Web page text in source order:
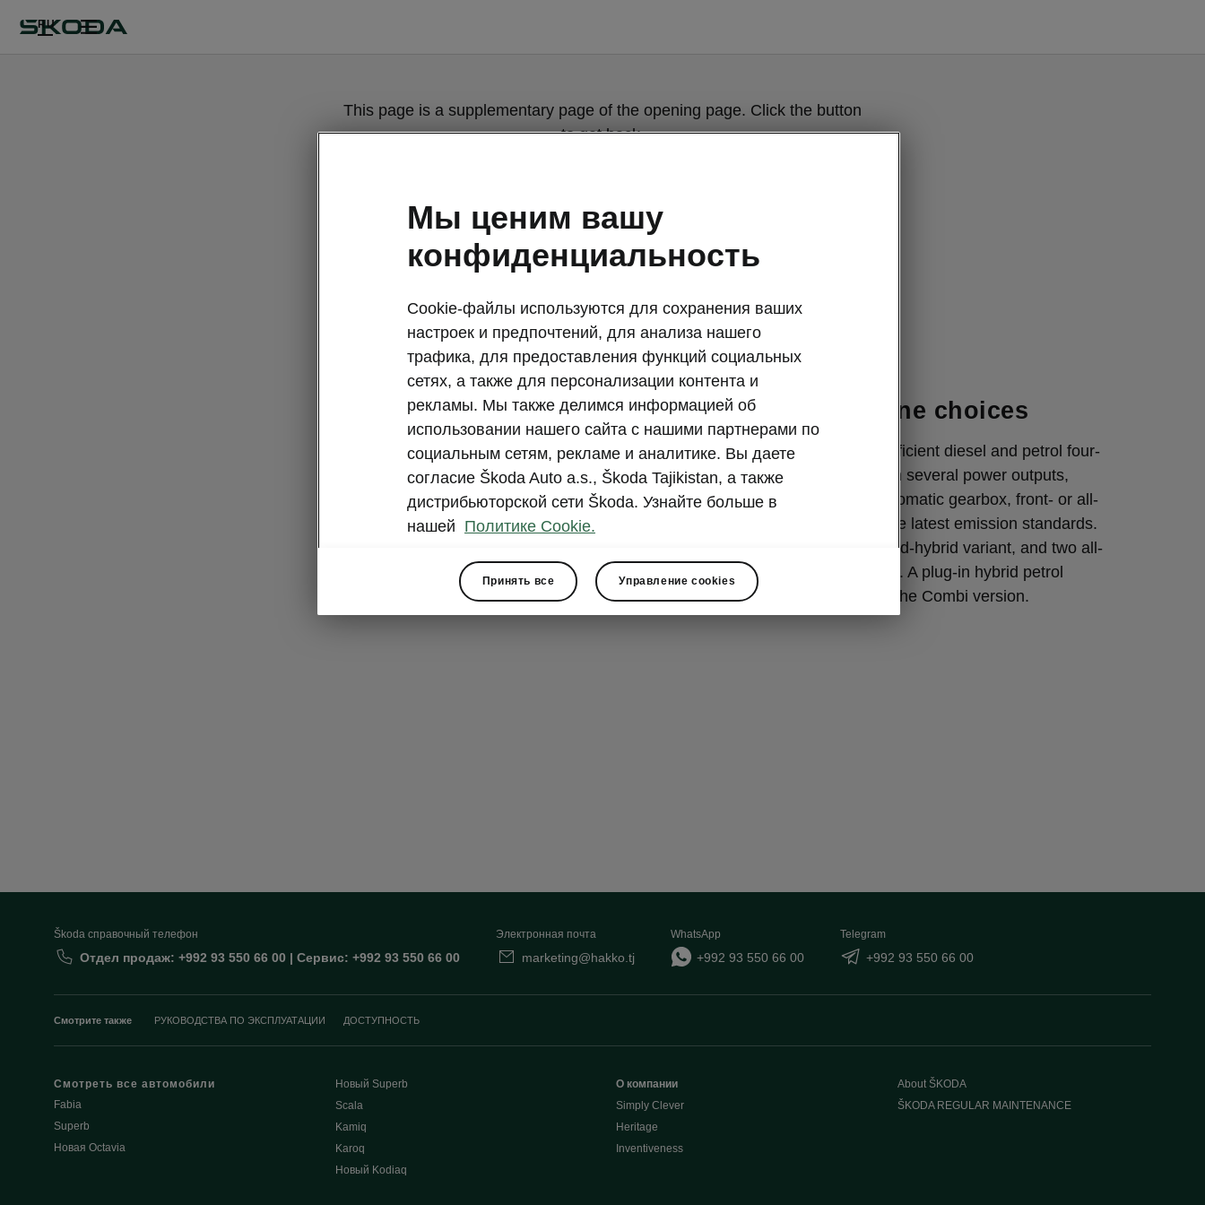
RU
This page is a supplementary page of the opening page. Click the button
to get back.
Škoda Superb technology
A wealth of engine choices
The Škoda Superb offers efficient diesel and petrol four-
cylinder engines available in several power outputs,
always mated to a DSG automatic gearbox, front- or all-
wheel drive, and meeting the latest emission standards.
Two all-petrol engines, a mild-hybrid variant, and two all-
diesel engines are available. A plug-in hybrid petrol
engine is also available for the Combi version.
Škoda cправочный телефон
Отдел продаж: +992 93 550 66 00 | Сервис: +992 93 550 66 00
Электронная почта
marketing@hakko.tj
WhatsApp
+992 93 550 66 00
Telegram
+992 93 550 66 00
Смотрите также РУКОВОДСТВА ПО ЭКСПЛУАТАЦИИ ДОСТУПНОСТЬ
Смотреть все автомобили
Fabia
Superb
Новая Octavia
Новый Superb
Scala
Kamiq
Karoq
Новый Kodiaq
О компании
Simply Clever
Heritage
Inventiveness
About ŠKODA
ŠKODA REGULAR MAINTENANCE
Мы ценим вашу
конфиденциальность
Cookie-файлы используются для сохранения ваших
настроек и предпочтений, для анализа нашего
трафика, для предоставления функций социальных
сетях, а также для персонализации контента и
рекламы. Мы также делимся информацией об
использовании нашего сайта с нашими партнерами по
социальным сетям, рекламе и аналитике. Вы даете
согласие Škoda Auto a.s., Škoda Tajikistan, а также
дистрибьюторской сети Škoda. Узнайте больше в
нашей Политике Cookie.
Принять все Управление cookies